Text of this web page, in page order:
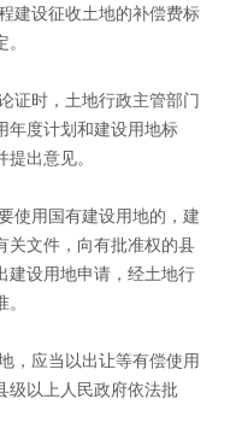
设征收土地的补偿费标
时，土地行政主管部门
年度计划和建设用地标
出意见。
用国有建设用地的，建
关文件，向有批准权的县
建设用地申请，经土地行
应当以出让等有偿使用
级以上人民政府依法批